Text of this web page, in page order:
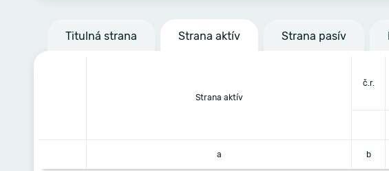
Titulná strana Strana aktív Strana pasív
Strana aktív
č.r.
a b